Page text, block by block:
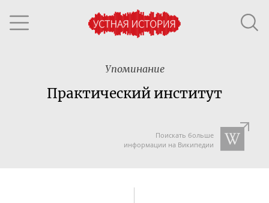
Упоминание
Практический институт
Поискать больше
информации на Википедии